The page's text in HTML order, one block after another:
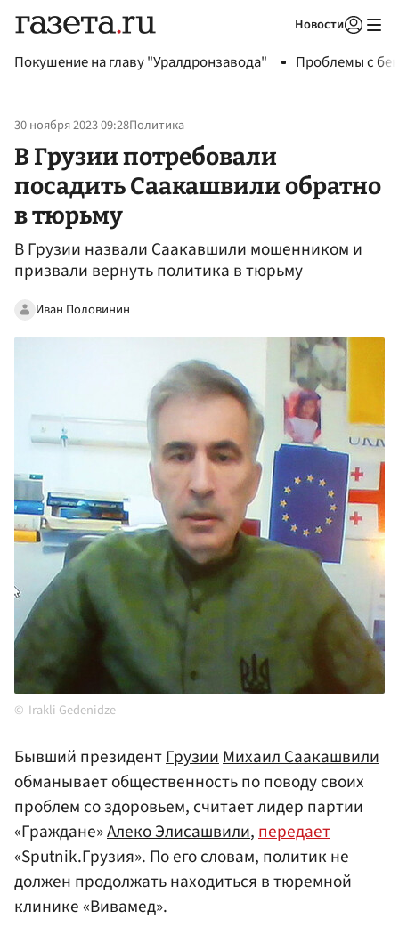
Новости
Покушение на главу "Уралдронзавода" Проблемы с
30 ноября 2023 09:28Политика
В Грузии потребовали
посадить Саакашвили обратно
в тюрьму
В Грузии назвали Саакавшили мошенником и
призвали вернуть политика в тюрьму
Иван Половинин
Irakli Gedenidze
Бывший президентГрузииМихаил Саакашвили
обманывает общественность по поводу своих
проблем со здоровьем, считает лидер партии
«Граждане»Алеко Элисашвили,передает
«Sputnik.Грузия». По его словам, политик не
должен продолжать находиться в тюремной
клинике «Вивамед».